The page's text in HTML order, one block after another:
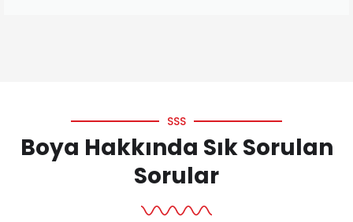
SSS
Boya Hakkında Sık Sorulan
Sorular